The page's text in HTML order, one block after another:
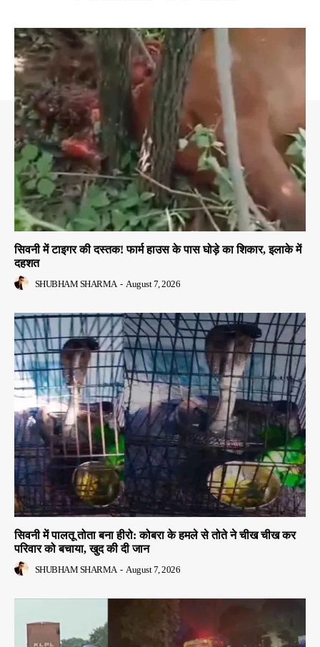
सिवनी में टाइगर की दस्तक! फार्म हाउस के पास घोड़े का शिकार, इलाके में
दहशत
SHUBHAM SHARMA - August 7, 2026
सिवनी में पालतू तोता बना हीरो: कोबरा के हमले से तोते ने चीख चीख कर
परिवार को बचाया, खुद की दी जान
SHUBHAM SHARMA - August 7, 2026